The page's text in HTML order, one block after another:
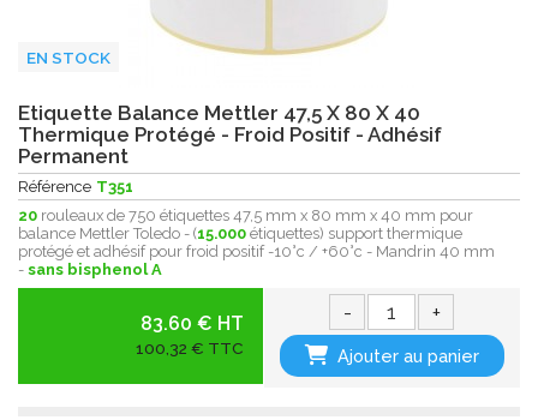
EN STOCK
Etiquette Balance Mettler 47,5 X 80 X 40
Thermique Protégé - Froid Positif - Adhésif
Permanent
Référence T351
20 rouleaux de 750 étiquettes 47,5 mm x 80 mm x 40 mm pour
balance Mettler Toledo - (15.000 étiquettes) support thermique
protégé et adhésif pour froid positif -10°c / +60°c - Mandrin 40 mm
- sans bisphenol A
83.60 € HT
100,32 € TTC
- +
Ajouter au panier